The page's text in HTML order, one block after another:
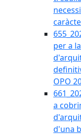
per a
OPO
a
d'una